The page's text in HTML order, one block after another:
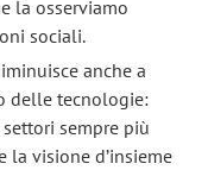
la osserviamo
sociali.
anche a
delle tecnologie:
sempre più
la visione d’insieme